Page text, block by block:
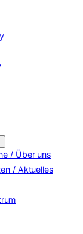
/ Über uns
/ Aktuelles